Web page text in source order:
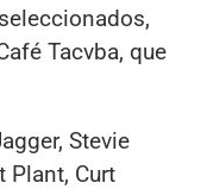
Tacvba, que
Stevie
Plant, Curt